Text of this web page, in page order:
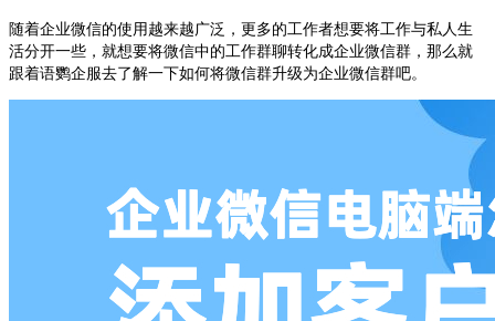
随着企业微信的使用越来越广泛，更多的工作者想要将工作与私人生
活分开一些，就想要将微信中的工作群聊转化成企业微信群，那么就
跟着语鹦企服去了解一下如何将微信群升级为企业微信群吧。